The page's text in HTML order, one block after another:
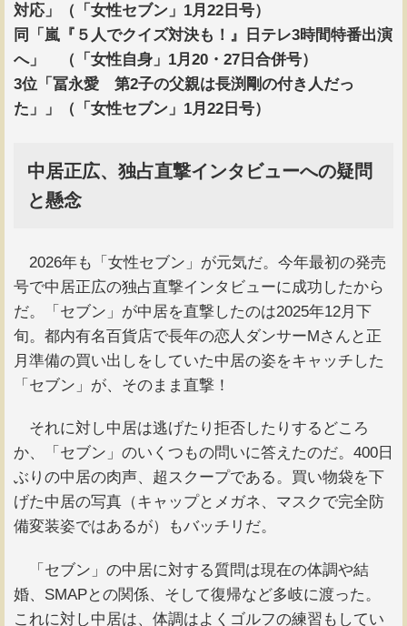
対応」（「女性セブン」1月22日号）
同「嵐『５人でクイズ対決も！』日テレ3時間特番出演
へ」 （「女性自身」1月20・27日合併号）
3位「冨永愛 第2子の父親は長渕剛の付き人だっ
た」」（「女性セブン」1月22日号）
中居正広、独占直撃インタビューへの疑問
と懸念
2026年も「女性セブン」が元気だ。今年最初の発売
号で中居正広の独占直撃インタビューに成功したから
だ。「セブン」が中居を直撃したのは2025年12月下
旬。都内有名百貨店で長年の恋人ダンサーMさんと正
月準備の買い出しをしていた中居の姿をキャッチした
「セブン」が、そのまま直撃！
それに対し中居は逃げたり拒否したりするどころ
か、「セブン」のいくつもの問いに答えたのだ。400日
ぶりの中居の肉声、超スクープである。買い物袋を下
げた中居の写真（キャップとメガネ、マスクで完全防
備変装姿ではあるが）もバッチリだ。
「セブン」の中居に対する質問は現在の体調や結
婚、SMAPとの関係、そして復帰など多岐に渡った。
これに対し中居は、体調はよくゴルフの練習もしてい